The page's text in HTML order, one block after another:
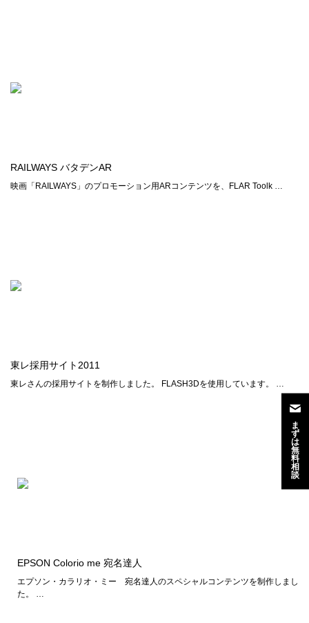
RAILWAYS バタデンAR
映画「RAILWAYS」のプロモーション用ARコンテンツを、FLAR Toolk …
東レ採用サイト2011
東レさんの採用サイトを制作しました。 FLASH3Dを使用しています。 …
EPSON Colorio me 宛名達人
エプソン・カラリオ・ミー 宛名達人のスペシャルコンテンツを制作しまし
た。 …
ま
ず
は
無
料
相
談